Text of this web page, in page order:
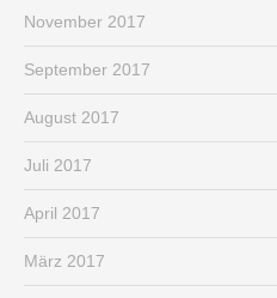
November 2017
September 2017
August 2017
Juli 2017
April 2017
März 2017